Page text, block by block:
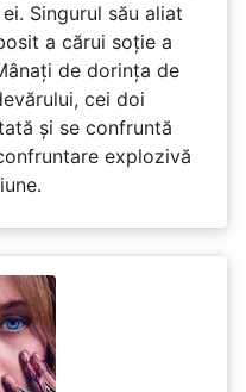
Singurul său aliat
a cărui soție a
de dorința de
cei doi
și se confruntă
explozivă